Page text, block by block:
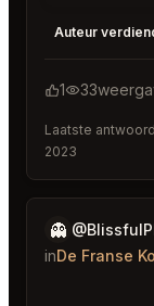
★★ ★5
Auteur
1 33
Laatste
2023
👻
in